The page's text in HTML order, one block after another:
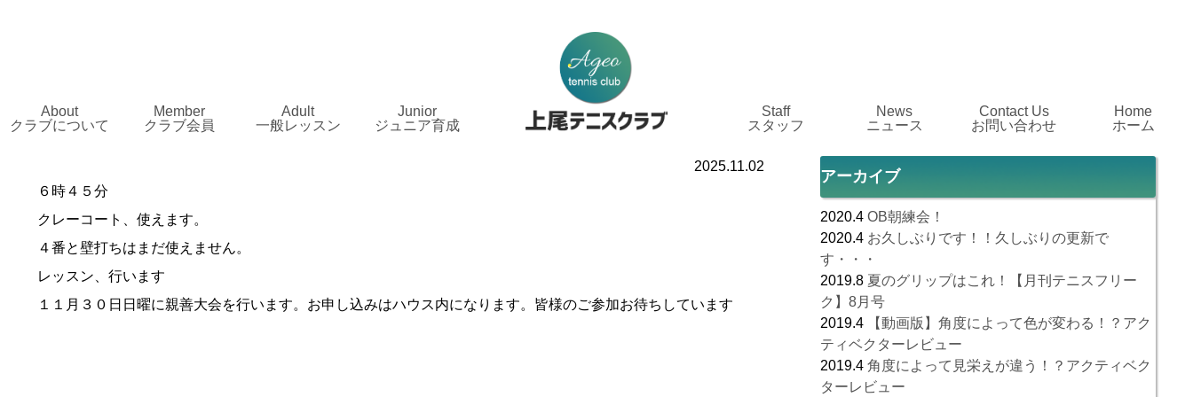
About
クラブについて
Member
クラブ会員
Adult
一般レッスン
Junior
ジュニア育成
Staff
スタッフ
News
ニュース
Contact Us
お問い合わせ
Home
ホーム
2025.11.02
６時４５分
クレーコート、使えます。
４番と壁打ちはまだ使えません。
レッスン、行います
１１月３０日日曜に親善大会を行います。お申し込みはハウス内になります。皆様のご参加お待ちしています
アーカイブ
2020.4 OB朝練会！
2020.4 お久しぶりです！！久しぶりの更新で
す・・・
2019.8 夏のグリップはこれ！【月刊テニスフリー
ク】8月号
2019.4
【動画版】角度によって色が変わる！？アク
ティベクターレビュー
2019.4 角度によって見栄えが違う！？アクティベク
ターレビュー